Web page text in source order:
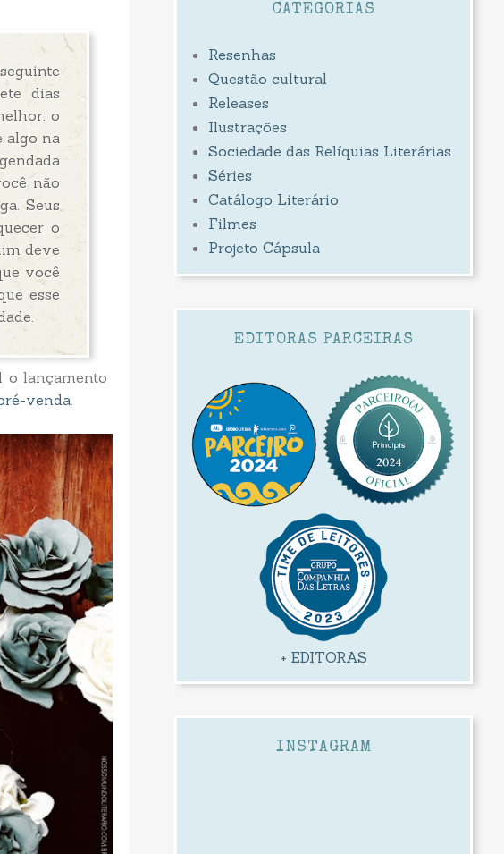
dias
o
algo na
não
Seus
o
deve
você
esse
lançamento
venda.
CATEGORIAS
Resenhas
Questão cultural
Releases
Ilustrações
Sociedade das Relíquias Literárias
Séries
Catálogo Literário
Filmes
Projeto Cápsula
EDITORAS PARCEIRAS
+ EDITORAS
INSTAGRAM